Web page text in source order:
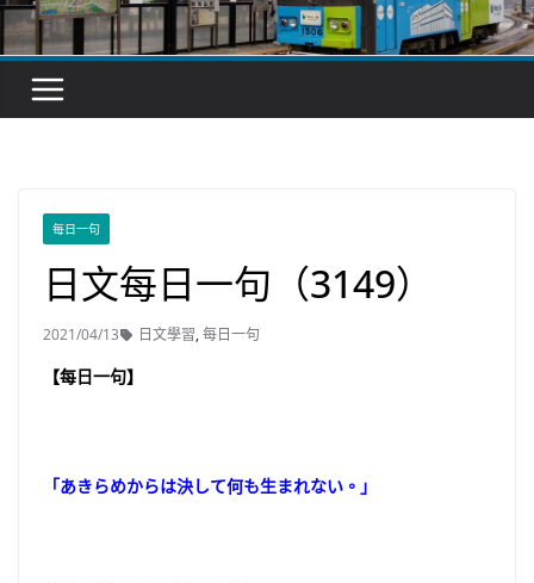
每日一句
日文每日一句（3149）
2021/04/13 日文學習,每日一句
【每日一句】
「あきらめからは決して何も生まれない。」